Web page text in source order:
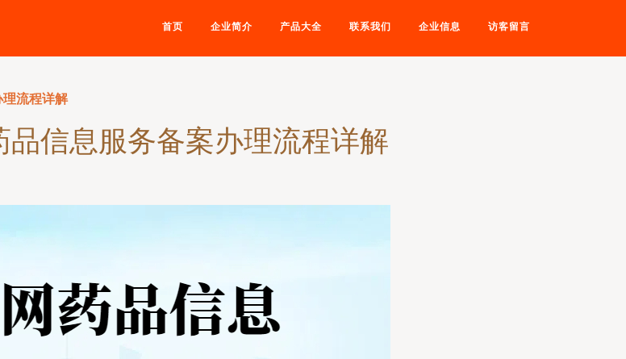
首页 企业简介 产品大全 联系我们 企业信息 访客留言
流程详解
信息服务备案办理流程详解